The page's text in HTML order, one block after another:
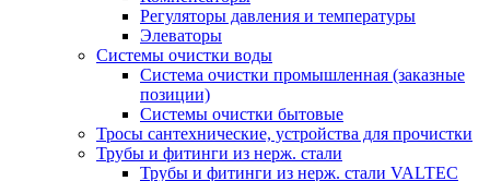
Регуляторы давления и температуры
Элеваторы
Системы очистки воды
Система очистки промышленная (заказные
позиции)
Системы очистки бытовые
Тросы сантехнические, устройства для прочистки
Трубы и фитинги из нерж. стали
Трубы и фитинги из нерж. стали VALTEC